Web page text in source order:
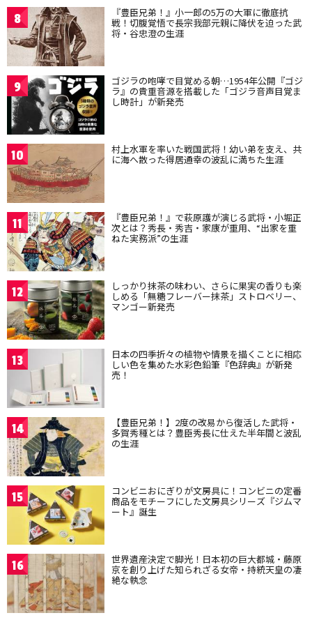
8 『豊臣兄弟！』小一郎の5万の大軍に徹底抗
戦！切腹覚悟で長宗我部元親に降伏を迫った武
将・谷忠澄の生涯
9 ゴジラの咆哮で目覚める朝…1954年公開『ゴジ
ラ』の貴重音源を搭載した「ゴジラ音声目覚ま
し時計」が新発売
10 村上水軍を率いた戦国武将！幼い弟を支え、共
に海へ散った得居通幸の波乱に満ちた生涯
11 『豊臣兄弟！』で萩原護が演じる武将・小堀正
次とは？秀長・秀吉・家康が重用、“出家を重
ねた実務派”の生涯
12 しっかり抹茶の味わい、さらに果実の香りも楽
しめる「無糖フレーバー抹茶」ストロベリー、
マンゴー新発売
13 日本の四季折々の植物や情景を描くことに相応
しい色を集めた水彩色鉛筆『色辞典』が新発
売！
14 【豊臣兄弟！】2度の改易から復活した武将・
多賀秀種とは？豊臣秀長に仕えた半年間と波乱
の生涯
15 コンビニおにぎりが文房具に！コンビニの定番
商品をモチーフにした文房具シリーズ『ジムマ
ート』誕生
16 世界遺産決定で脚光！日本初の巨大都城・藤原
京を創り上げた知られざる女帝・持統天皇の凄
絶な執念